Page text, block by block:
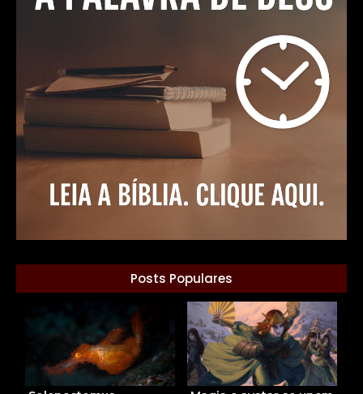
Posts Populares